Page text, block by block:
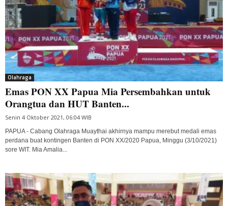
Olahraga
Emas PON XX Papua Mia Persembahkan untuk
Orangtua dan HUT Banten...
Senin 4 Oktober 2021, 06:04 WIB
PAPUA - Cabang Olahraga Muaythai akhirnya mampu merebut medali emas
perdana buat kontingen Banten di PON XX/2020 Papua, Minggu (3/10/2021)
sore WIT. Mia Amalia...